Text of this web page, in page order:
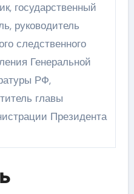
государственный
руководитель
следственного
Генеральной
РФ,
главы
Президента